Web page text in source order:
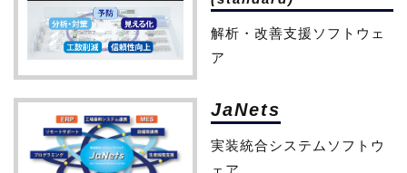
解析・改善支援ソフトウェ
ア
JaNets
実装統合システムソフトウ
ェア